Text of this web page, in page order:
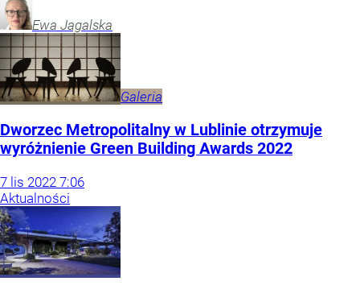
Ewa Jagalska
Galeria
Dworzec Metropolitalny w Lublinie otrzymuje
wyróżnienie Green Building Awards 2022
7 lis 2022 7:06
Aktualności